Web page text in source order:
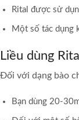
Rital được sử
Một số tác dụng
Liều dùng
Đối với dạng bào
Bạn dùng 20-